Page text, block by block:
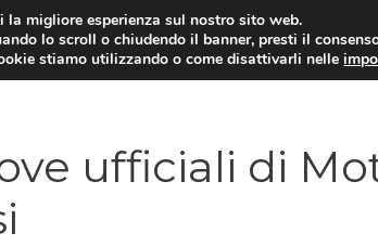
MOTO
ufficiali di
migliore esperienza sul nostro sito web.
lo scroll o chiudendo il banner, presti il
stiamo utilizzando o come disattivarli nelle